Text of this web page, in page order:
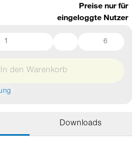
Preise nur für
eingeloggte Nutzer
6
In den Warenkorb
Downloads